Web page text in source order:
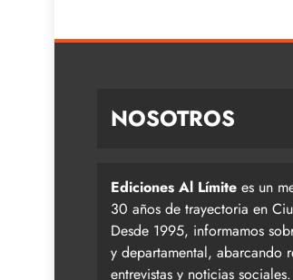
NOSOTROS
Ediciones Al Límite es un
30 años de trayectoria en
Desde 1995, informamos
y departamental, abarcando
entrevistas y noticias